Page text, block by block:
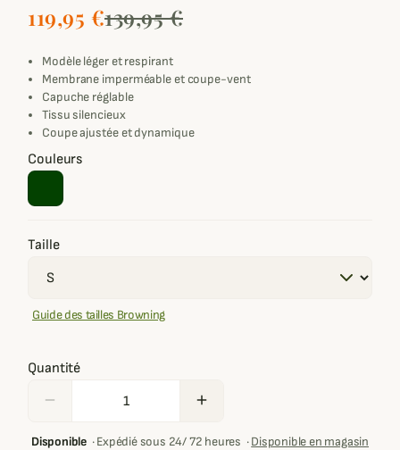
119,95 €139,95 €
Modèle léger et respirant
Membrane imperméable et coupe-vent
Capuche réglable
Tissu silencieux
Coupe ajustée et dynamique
Couleurs
Taille
Guide des tailles Browning
Quantité
remove add
Disponible·Expédié sous 24/ 72 heures ·Disponible en magasin